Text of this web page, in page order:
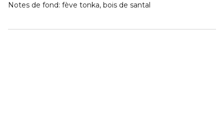
Notes de fond: fève tonka, bois de santal